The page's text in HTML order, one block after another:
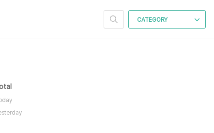
CATEGORY